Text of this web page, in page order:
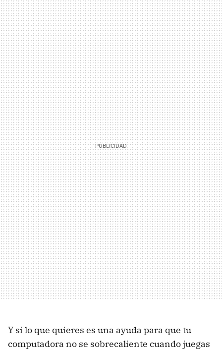
Y si lo que quieres es una ayuda para que tu
computadora no se sobrecaliente cuando juegas